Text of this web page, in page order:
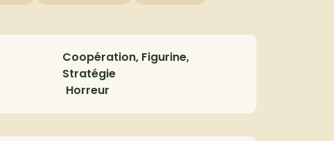
Coopération, Figurine,
Stratégie
Horreur